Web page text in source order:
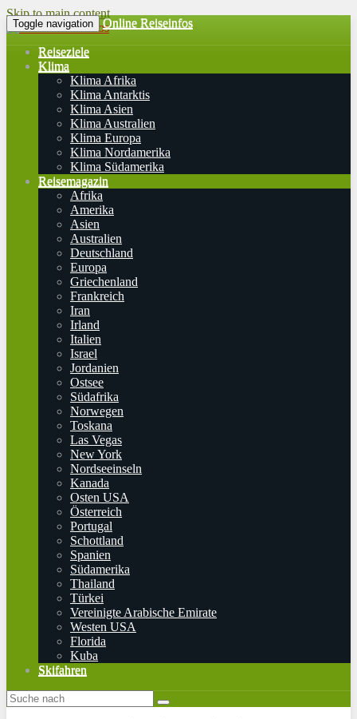
Skip to main content
Toggle navigation Online Reiseinfos
Reiseziele
Klima
Klima Afrika
Klima Antarktis
Klima Asien
Klima Australien
Klima Europa
Klima Nordamerika
Klima Südamerika
Reisemagazin
Afrika
Amerika
Asien
Australien
Deutschland
Europa
Griechenland
Frankreich
Iran
Irland
Italien
Israel
Jordanien
Ostsee
Südafrika
Norwegen
Toskana
Las Vegas
New York
Nordseeinseln
Kanada
Osten USA
Österreich
Portugal
Schottland
Spanien
Südamerika
Thailand
Türkei
Vereinigte Arabische Emirate
Westen USA
Florida
Kuba
Skifahren